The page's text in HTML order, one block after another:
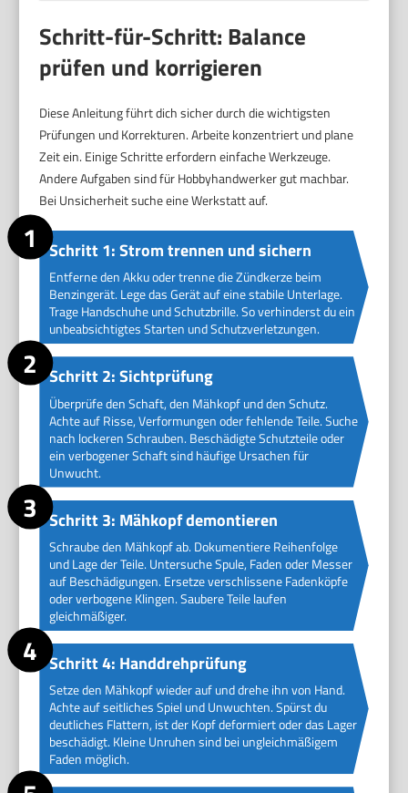
Schritt-für-Schritt: Balance
prüfen und korrigieren
Diese Anleitung führt dich sicher durch die wichtigsten
Prüfungen und Korrekturen. Arbeite konzentriert und plane
Zeit ein. Einige Schritte erfordern einfache Werkzeuge.
Andere Aufgaben sind für Hobbyhandwerker gut machbar.
Bei Unsicherheit suche eine Werkstatt auf.
Schritt 1: Strom trennen und sichern
Entferne den Akku oder trenne die Zündkerze beim
Benzingerät. Lege das Gerät auf eine stabile Unterlage.
Trage Handschuhe und Schutzbrille. So verhinderst du ein
unbeabsichtigtes Starten und Schutzverletzungen.
Schritt 2: Sichtprüfung
Überprüfe den Schaft, den Mähkopf und den Schutz.
Achte auf Risse, Verformungen oder fehlende Teile. Suche
nach lockeren Schrauben. Beschädigte Schutzteile oder
ein verbogener Schaft sind häufige Ursachen für
Unwucht.
Schritt 3: Mähkopf demontieren
Schraube den Mähkopf ab. Dokumentiere Reihenfolge
und Lage der Teile. Untersuche Spule, Faden oder Messer
auf Beschädigungen. Ersetze verschlissene Fadenköpfe
oder verbogene Klingen. Saubere Teile laufen
gleichmäßiger.
Schritt 4: Handdrehprüfung
Setze den Mähkopf wieder auf und drehe ihn von Hand.
Achte auf seitliches Spiel und Unwuchten. Spürst du
deutliches Flattern, ist der Kopf deformiert oder das Lager
beschädigt. Kleine Unruhen sind bei ungleichmäßigem
Faden möglich.